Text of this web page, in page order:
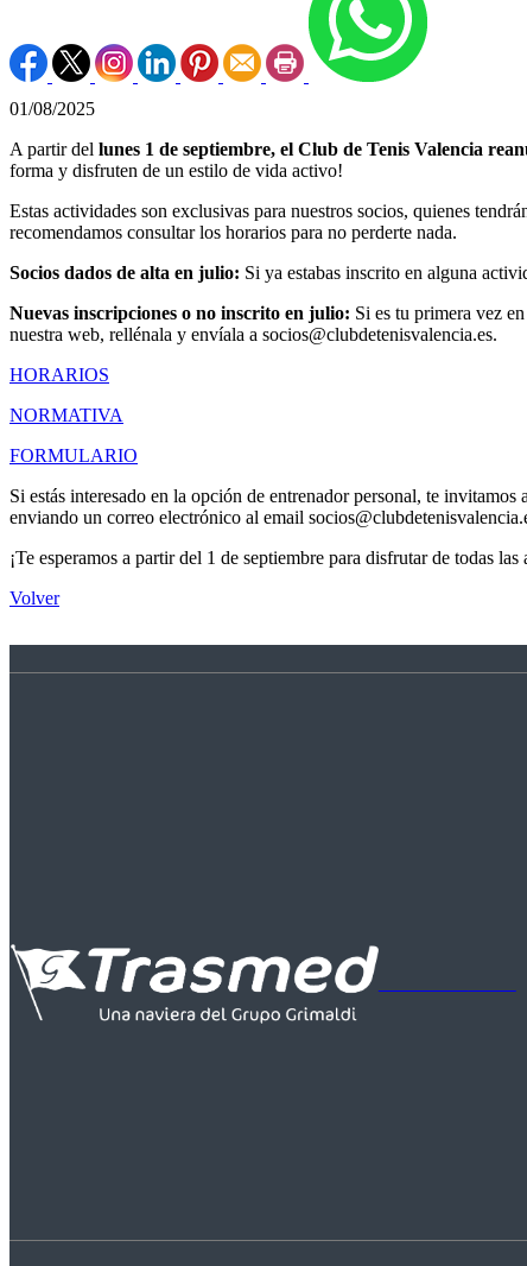
01/08/2025
A partir del lunes 1 de septiembre, el Club de Tenis Valencia
forma y disfruten de un estilo de vida activo!
Estas actividades son exclusivas para nuestros socios, quienes
recomendamos consultar los horarios para no perderte nada.
Socios dados de alta en julio: Si ya estabas inscrito en alguna
Nuevas inscripciones o no inscrito en julio: Si es tu primera vez
nuestra web, rellénala y envíala a socios@clubdetenisvalencia.es.
HORARIOS
NORMATIVA
FORMULARIO
Si estás interesado en la opción de entrenador personal, te
enviando un correo electrónico al email
¡Te esperamos a partir del 1 de septiembre para disfrutar de todas
Volver